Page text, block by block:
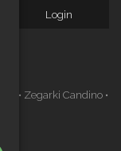
• Zegarki Candino •